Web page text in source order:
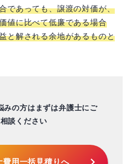
であっても、譲渡の対価が、
値に比べて低廉である場合
と解される余地があるものと
みの方はまずは弁護士にご
相談ください
費用一括見積りへ